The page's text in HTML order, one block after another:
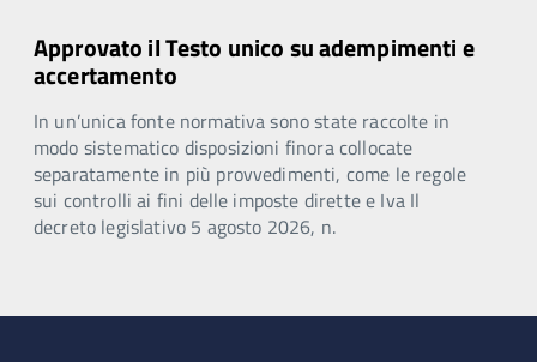
Approvato il Testo unico su adempimenti e
accertamento
In un’unica fonte normativa sono state raccolte in
modo sistematico disposizioni finora collocate
separatamente in più provvedimenti, come le regole
sui controlli ai fini delle imposte dirette e Iva Il
decreto legislativo 5 agosto 2026, n.